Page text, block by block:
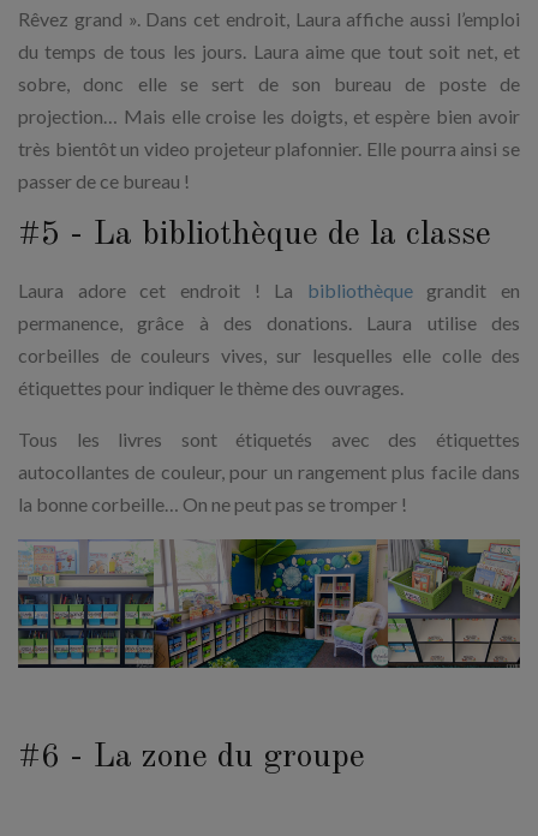
Rêvez grand ». Dans cet endroit, Laura affiche aussi l’emploi
du temps de tous les jours. Laura aime que tout soit net, et
sobre, donc elle se sert de son bureau de poste de
projection… Mais elle croise les doigts, et espère bien avoir
très bientôt un video projeteur plafonnier. Elle pourra ainsi se
passer de ce bureau !
#5 - La bibliothèque de la classe
Laura adore cet endroit ! La bibliothèquegrandit en
permanence, grâce à des donations. Laura utilise des
corbeilles de couleurs vives, sur lesquelles elle colle des
étiquettes pour indiquer le thème des ouvrages.
Tous les livres sont étiquetés avec des étiquettes
autocollantes de couleur, pour un rangement plus facile dans
la bonne corbeille… On ne peut pas se tromper !
#6 - La zone du groupe